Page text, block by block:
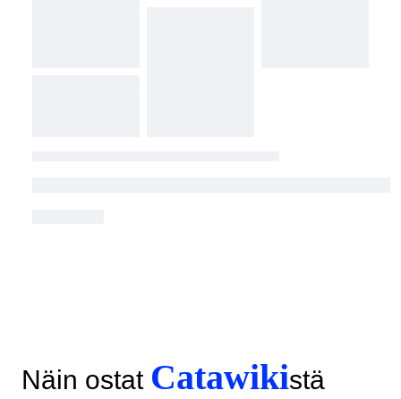
Näin ostat Catawikistä